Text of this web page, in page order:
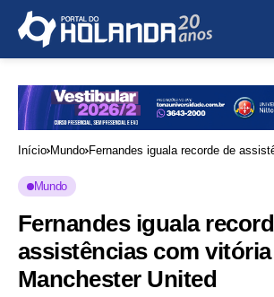
Início Mundo Fernandes iguala recorde de
Mundo
Fernandes iguala
assistências com
Manchester United